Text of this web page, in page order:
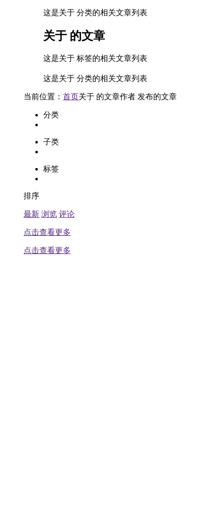
这是关于 分类的相关文章列表
关于 的文章
这是关于 标签的相关文章列表
这是关于 分类的相关文章列表
当前位置： 首页关于 的文章作者 发布的文章
分类
子类
标签
排序
最新 浏览 评论
点击查看更多
点击查看更多